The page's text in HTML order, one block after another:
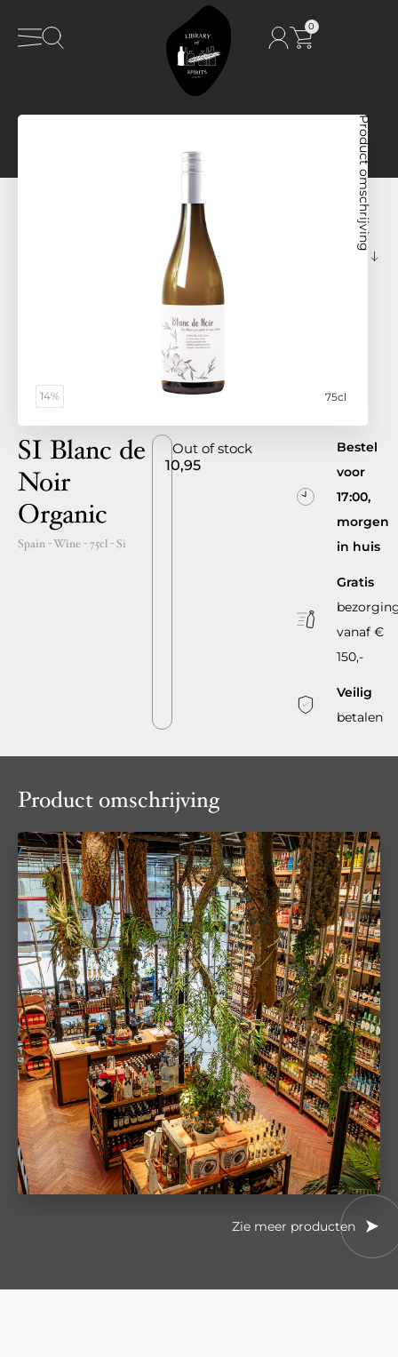
0
14% 75cl
Product omschrijving
SI Blanc de
Noir
Organic
Spain- Wine -75cl-Si
10,95
Out of stock
Bestel
voor
17:00,
morgen
in huis
Gratis
vanaf €
150,-
Veilig
betalen
Product omschrijving
Zie meer producten